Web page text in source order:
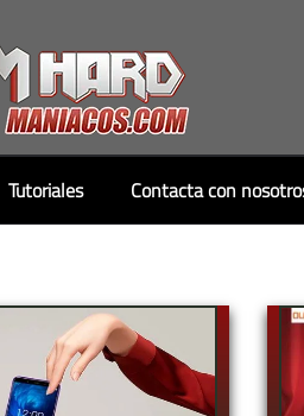
Tutoriales Contacta con